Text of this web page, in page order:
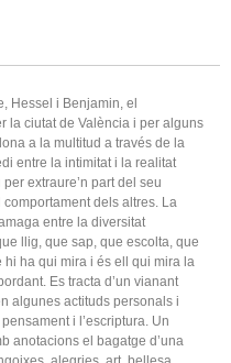
Hessel i Benjamin, el
la ciutat de València i per alguns
a la multitud a través de la
entre la intimitat i la realitat
extraure’n part del seu
dels altres. La
entre la diversitat
llig, que sap, que escolta, que
hi ha qui mira i és ell qui mira la
Es tracta d’un vianant
algunes actituds personals i
i l’escriptura. Un
anotacions el bagatge d’una